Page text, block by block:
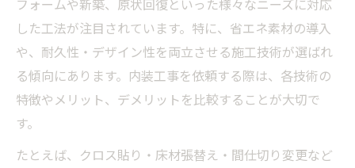
フォームや新築、原状回復といった様々なニーズに対応
した工法が注目されています。特に、省エネ素材の導入
や、耐久性・デザイン性を両立させる施工技術が選ばれ
る傾向にあります。内装工事を依頼する際は、各技術の
特徴やメリット、デメリットを比較することが大切で
す。
たとえば、クロス貼り・床材張替え・間仕切り変更など